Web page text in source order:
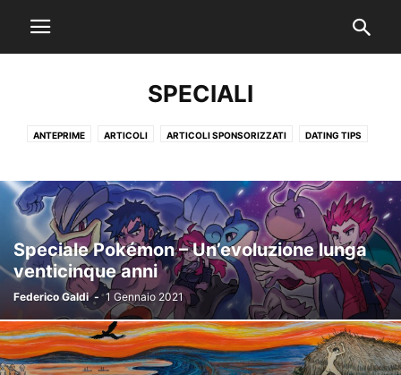
SPECIALI
ANTEPRIME ARTICOLI ARTICOLI SPONSORIZZATI DATING TIPS
HOT NEWS IN EVIDENZA INTERVISTE JUST N LISTONI
MUSICA NERD STUFF NEWS NSFW OFFERTE PODCAST
RECENSIONI SCIENCE SPECIALI TECH TEST VIDEO
Speciale Pokémon – Un’evoluzione lunga
venticinque anni
Federico Galdi - 1 Gennaio 2021